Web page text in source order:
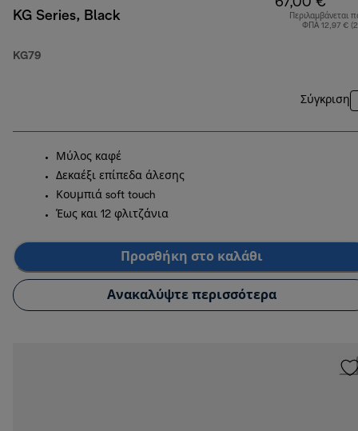
KG Series, Black
KG79
67,00 €
Περιλαμβάνεται
ΦΠΑ 12,97 €
Σύγκριση
Μύλος καφέ
Δεκαέξι επίπεδα άλεσης
Κουμπιά soft touch
Έως και 12 φλιτζάνια
Προσθήκη στο καλάθι
Ανακαλύψτε περισσότερα